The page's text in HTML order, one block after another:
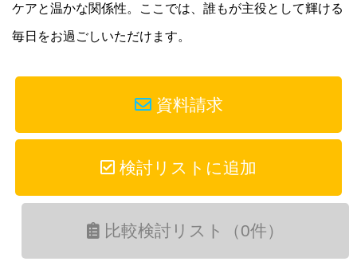
ケアと温かな関係性。ここでは、誰もが主役として輝ける
毎日をお過ごしいただけます。
資料請求
検討リストに追加
比較検討リスト（0件）